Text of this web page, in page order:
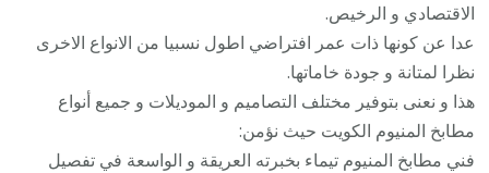
الاقتصادي و الرخيص.
عدا عن كونها ذات عمر افتراضي اطول نسبيا من الانواع الاخرى
نظرا لمتانة و جودة خاماتها.
هذا و نعنى بتوفير مختلف التصاميم و الموديلات و جميع أنواع
مطابخ المنيوم الكويت حيث نؤمن:
فني مطابخ المنيوم تيماء بخبرته العريقة و الواسعة في تفصيل